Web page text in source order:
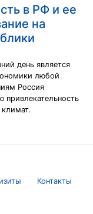
в РФ и ее
на
день является
любой
Россия
привлекательность
Контакты